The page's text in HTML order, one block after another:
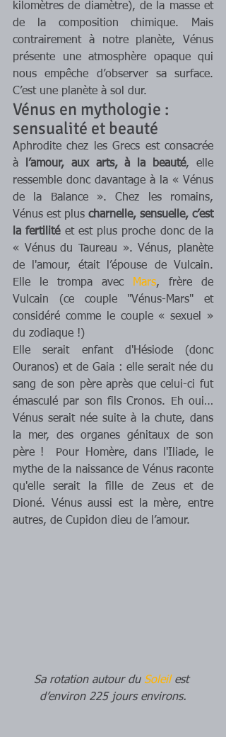
kilomètres de diamètre), de la masse et
de la composition chimique. Mais
contrairement à notre planète, Vénus
présente une atmosphère opaque qui
nous empêche d’observer sa surface.
C’est une planète à sol dur.
Vénus en mythologie :
sensualité et beauté
Aphrodite chez les Grecs est consacrée
à
l’amour, aux arts, à la beauté, elle
ressemble donc davantage à la « Vénus
de la Balance ». Chez les romains,
Vénus est plus charnelle, sensuelle, c’est
la fertilité et est plus proche donc de la
« Vénus du Taureau ». Vénus, planète
de l'amour, était l’épouse de Vulcain.
Elle le trompa avec
Mars, frère de
Vulcain (ce couple "Vénus-Mars" et
considéré comme le couple « sexuel »
du zodiaque !)
Elle serait enfant d'Hésiode (donc
Ouranos) et de Gaia : elle serait née du
sang de son père après que celui-ci fut
émasculé par son fils Cronos. Eh oui…
Vénus serait née suite à la chute, dans
la mer, des organes génitaux de son
père !  Pour Homère, dans l'Iliade, le
mythe de la naissance de Vénus raconte
qu'elle serait la fille de Zeus et de
Dioné. Vénus aussi est la mère, entre
autres, de Cupidon dieu de l’amour.
Sa rotation autour du Soleil est
d’environ 225 jours environs.